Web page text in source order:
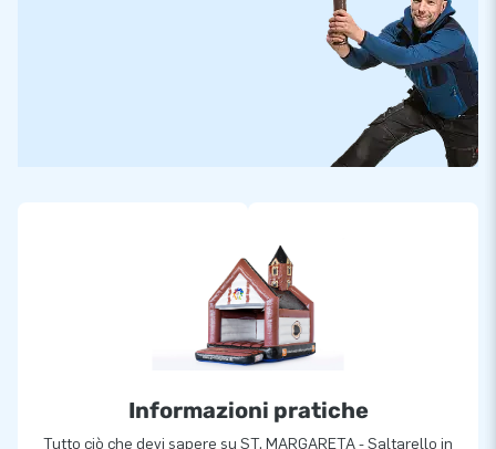
Informazioni pratiche
Tutto ciò che devi sapere su ST. MARGARETA - Saltarello in